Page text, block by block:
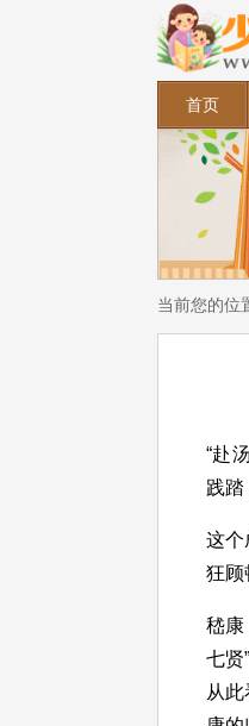
首页
当前您的位
“赴
践踏
这个
狂顾
嵇康
七贤
从